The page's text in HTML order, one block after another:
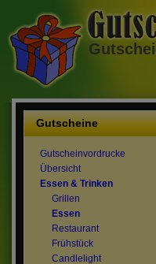
Gutscheine
Gutscheinvordrucke
Übersicht
Essen & Trinken
Grillen
Essen
Restaurant
Frühstück
Candlelight